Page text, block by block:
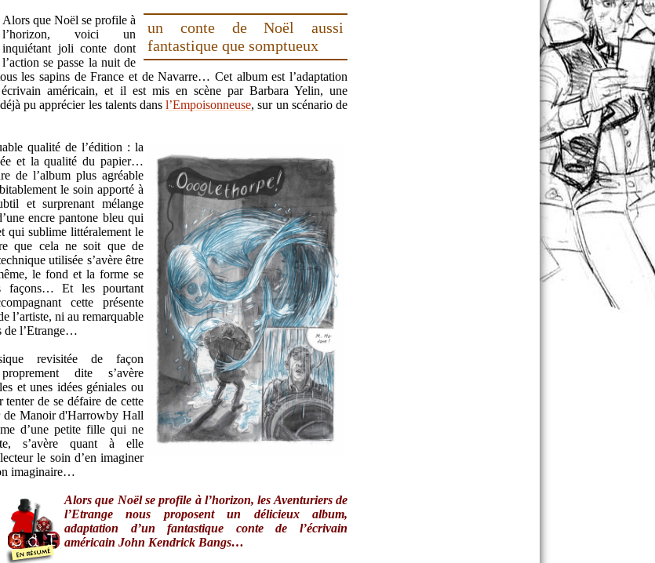
un conte de Noël aussi
fantastique que somptueux
Alors que Noël se profile à
l’horizon, voici un
inquiétant joli conte dont
l’action se passe la nuit de
les sapins de France et de Navarre… Cet album est l’adaptation
américain, et il est mis en scène par Barbara Yelin, une
pu apprécier les talents dansl’Empoisonneuse, sur un scénario de
qualité de l’édition : la
et la qualité du papier…
de l’album plus agréable
le soin apporté à
et surprenant mélange
encre pantone bleu qui
qui sublime littéralement le
que cela ne soit que de
utilisée s’avère être
le fond et la forme se
façons… Et les pourtant
cette présente
l’artiste, ni au remarquable
de l’Etrange…
revisitée de façon
dite s’avère
et unes idées géniales ou
tenter de se défaire de cette
de Manoir d'Harrowby Hall
d’une petite fille qui ne
s’avère quant à elle
le soin d’en imaginer
imaginaire…
Alors que Noël se profile à l’horizon, les Aventuriers de
l’Etrange nous proposent un délicieux album,
adaptation d’un fantastique conte de l’écrivain
américain John Kendrick Bangs…